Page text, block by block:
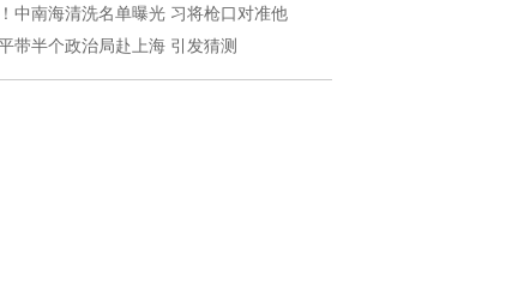
中南海清洗名单曝光 习将枪口对准他
带半个政治局赴上海 引发猜测